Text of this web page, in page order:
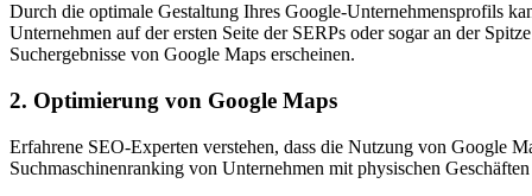
Durch die optimale Gestaltung Ihres Google-Unternehmensprofils
Unternehmen auf der ersten Seite der SERPs oder sogar an der
Suchergebnisse von Google Maps erscheinen.
2. Optimierung von Google Maps
Erfahrene SEO-Experten verstehen, dass die Nutzung von Google
Suchmaschinenranking von Unternehmen mit physischen